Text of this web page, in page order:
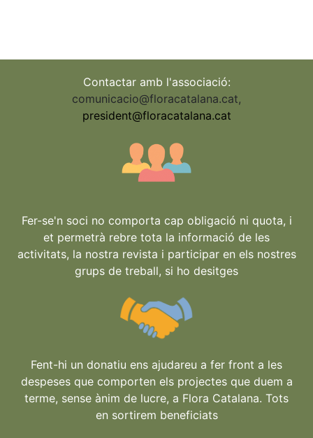
Contactar amb l'associació:
comunicacio@floracatalana.cat,
president@floracatalana.cat
Fer-se'n soci no comporta cap obligació ni quota, i
et permetrà rebre tota la informació de les
activitats, la nostra revista i participar en els nostres
grups de treball, si ho desitges
Fent-hi un donatiu ens ajudareu a fer front a les
despeses que comporten els projectes que duem a
terme, sense ànim de lucre, a Flora Catalana. Tots
en sortirem beneficiats